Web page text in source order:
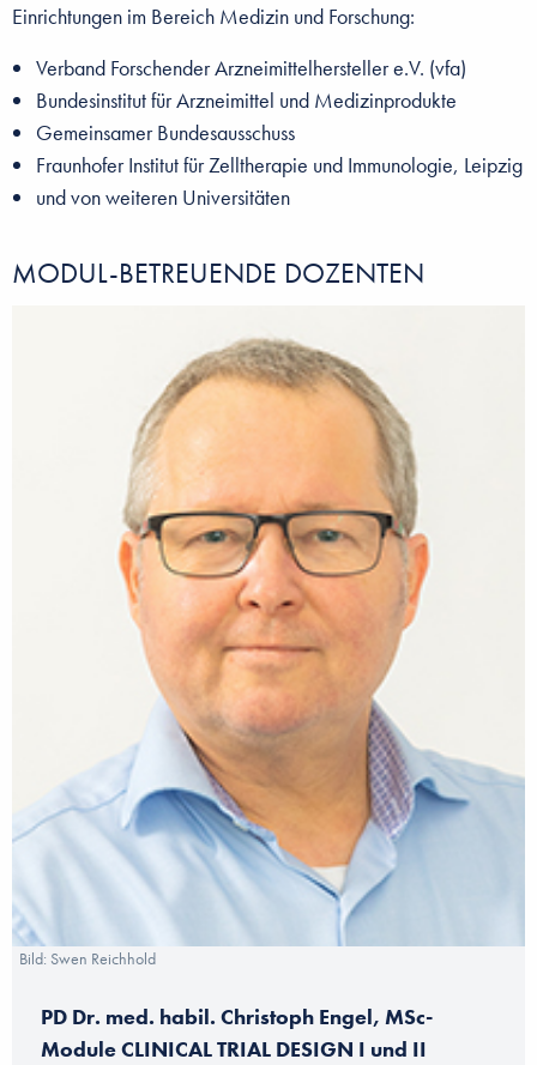
Einrichtungen im Bereich Medizin und Forschung:
Verband Forschender Arzneimittelhersteller e.V. (vfa)
Bundesinstitut für Arzneimittel und Medizinprodukte
Gemeinsamer Bundesausschuss
Fraunhofer Institut für Zelltherapie und Immunologie, Leipzig
und von weiteren Universitäten
MODUL-BETREUENDE DOZENTEN
Bild: Swen Reichhold
PD Dr. med. habil. Christoph Engel, MSc-
Module CLINICAL TRIAL DESIGN I und II